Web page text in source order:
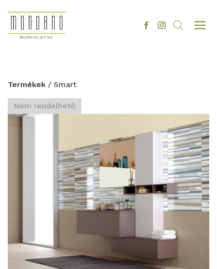
a
Termékek / Smart
Nem rendelhető